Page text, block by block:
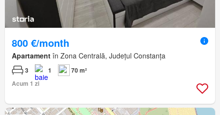
800 €/month
Apartament în Zona Centrală, Județul Constanța
3 1
70 m²
Acum 1 zi